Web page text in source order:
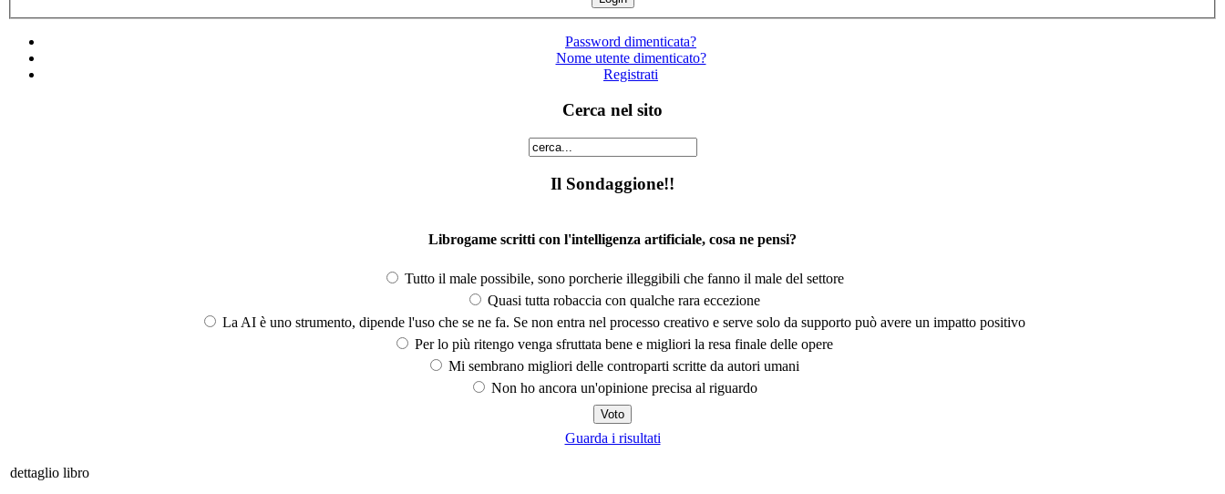
Password dimenticata?
Nome utente dimenticato?
Registrati
Cerca nel sito
Il Sondaggione!!
Librogame scritti con l'intelligenza artificiale, cosa ne pensi?
Tutto il male possibile, sono porcherie illeggibili che fanno il male del settore
Quasi tutta robaccia con qualche rara eccezione
La AI è uno strumento, dipende l'uso che se ne fa. Se non entra nel processo creativo e serve solo da supporto può avere un impatto positivo
Per lo più ritengo venga sfruttata bene e migliori la resa finale delle opere
Mi sembrano migliori delle controparti scritte da autori umani
Non ho ancora un'opinione precisa al riguardo
Guarda i risultati
dettaglio libro